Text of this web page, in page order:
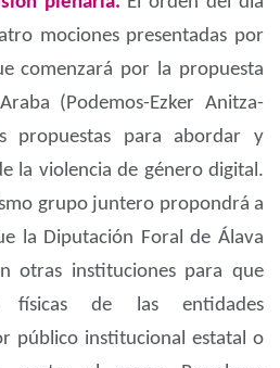
mociones presentadas por
comenzará por la propuesta
(Podemos-Ezker Anitza-
propuestas para abordar y
la violencia de género digital.
grupo juntero propondrá a
la Diputación Foral de Álava
otras instituciones para que
físicas de las entidades
público institucional estatal o